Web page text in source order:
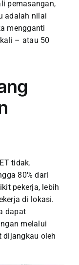
pemasangan,
adalah nilai
mengganti
– atau 50
tidak.
80% dari
pekerja, lebih
di lokasi.
dapat
melalui
dijangkau oleh